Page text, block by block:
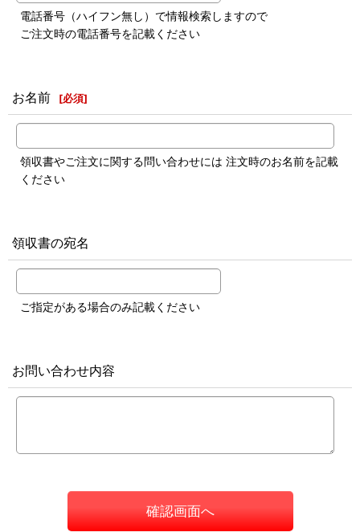
電話番号（ハイフン無し）で情報検索しますので
ご注文時の電話番号を記載ください
お名前 [必須]
領収書やご注文に関する問い合わせには 注文時のお名前を記載
ください
領収書の宛名
ご指定がある場合のみ記載ください
お問い合わせ内容
確認画面へ